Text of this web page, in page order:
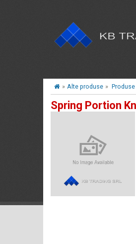
» Alte produse »
Spring Portion